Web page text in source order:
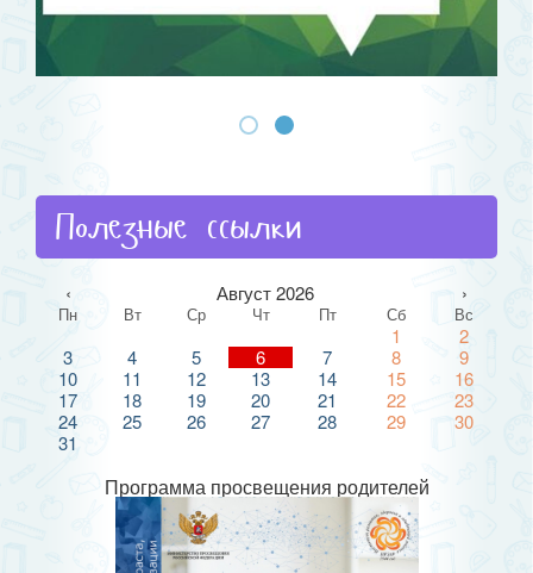
Полезные ссылки
‹ Август 2026 ›
Пн Вт Ср Чт Пт Сб Вс
1
2
3
4 5 6 7 8
9
10
11 12 13 14 15
16
17
18 19 20 21 22
23
24
25 26 27 28 29
30
31
Программа просвещения родителей